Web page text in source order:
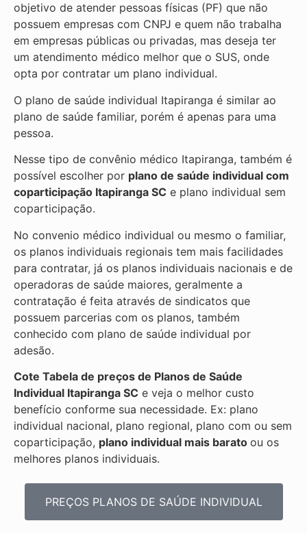
objetivo de atender pessoas físicas (PF) que não
possuem empresas com CNPJ e quem não trabalha
em empresas públicas ou privadas, mas deseja ter
um atendimento médico melhor que o SUS, onde
opta por contratar um plano individual.
O plano de saúde individual Itapiranga é similar ao
plano de saúde familiar, porém é apenas para uma
pessoa.
Nesse tipo de convênio médico Itapiranga, também é
possível escolher por plano de saúde individual com
coparticipação Itapiranga SC e plano individual sem
coparticipação.
No convenio médico individual ou mesmo o familiar,
os planos individuais regionais tem mais facilidades
para contratar, já os planos individuais nacionais e de
operadoras de saúde maiores, geralmente a
contratação é feita através de sindicatos que
possuem parcerias com os planos, também
conhecido com plano de saúde individual por
adesão.
Cote Tabela de preços de Planos de Saúde
Individual Itapiranga SC e veja o melhor custo
benefício conforme sua necessidade. Ex: plano
individual nacional, plano regional, plano com ou sem
coparticipação, plano individual mais barato ou os
melhores planos individuais.
PREÇOS PLANOS DE SAÚDE INDIVIDUAL